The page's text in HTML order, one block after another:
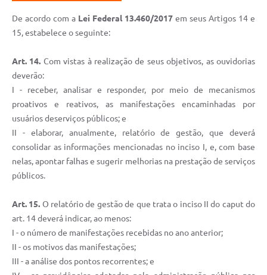
De acordo com a Lei Federal 13.460/2017 em seus Artigos 14 e
15, estabelece o seguinte:
Art. 14. Com vistas à realização de seus objetivos, as ouvidorias
deverão:
I - receber, analisar e responder, por meio de mecanismos
proativos e reativos, as manifestações encaminhadas por
usuários deserviços públicos; e
II - elaborar, anualmente, relatório de gestão, que deverá
consolidar as informações mencionadas no inciso I, e, com base
nelas, apontar falhas e sugerir melhorias na prestação de serviços
públicos.
Art. 15. O relatório de gestão de que trata o inciso II do caput do
art. 14 deverá indicar, ao menos:
I - o número de manifestações recebidas no ano anterior;
II - os motivos das manifestações;
III - a análise dos pontos recorrentes; e